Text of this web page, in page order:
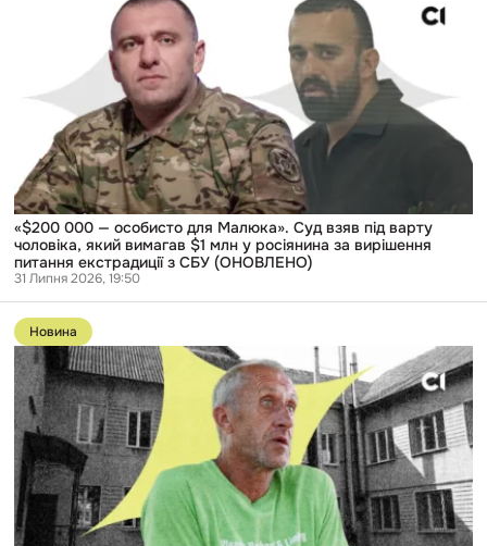
Малюка».
Суд
варту
чоловіка,
який
вимагав
$1
млн
росіянина
вирішення
питання
екстрадиції
СБУ
(ОНОВЛЕНО)
«$200 000 — особисто для Малюка». Суд взяв під варту
чоловіка, який вимагав $1 млн у росіянина за вирішення
питання екстрадиції з СБУ (ОНОВЛЕНО)
31 Липня 2026, 19:50
Перейти
до
публікації
«Я
не
можу
сказати,
що
не
винний»,
обвинувачений
Новина